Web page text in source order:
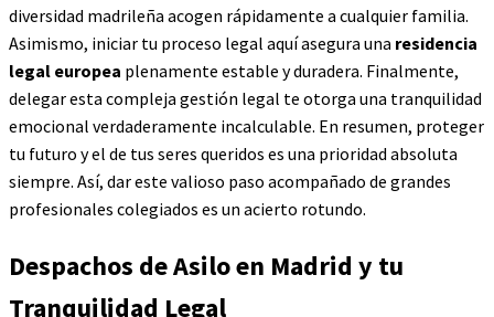
diversidad madrileña acogen rápidamente a cualquier familia.
Asimismo, iniciar tu proceso legal aquí asegura una residencia
legal europea plenamente estable y duradera. Finalmente,
delegar esta compleja gestión legal te otorga una tranquilidad
emocional verdaderamente incalculable. En resumen, proteger
tu futuro y el de tus seres queridos es una prioridad absoluta
siempre. Así, dar este valioso paso acompañado de grandes
profesionales colegiados es un acierto rotundo.
Despachos de Asilo en Madrid y tu
Tranquilidad Legal